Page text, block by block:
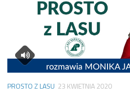
PROSTO Z LASU 23 KWIETNIA 2020